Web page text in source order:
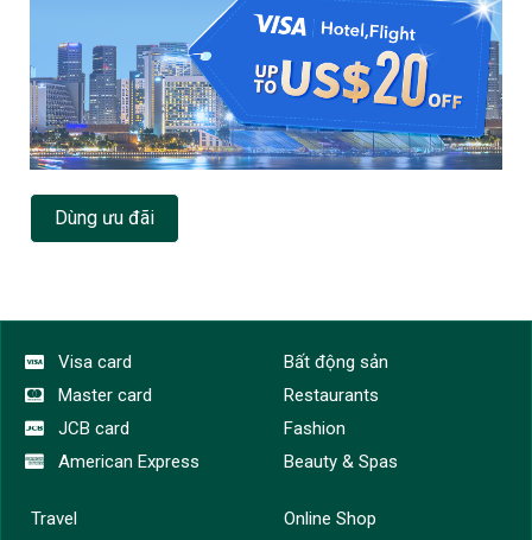
Dùng ưu đãi
Visa card
Master card
JCB card
American Express
Bất động sản
Restaurants
Fashion
Beauty & Spas
Travel
Online Shop